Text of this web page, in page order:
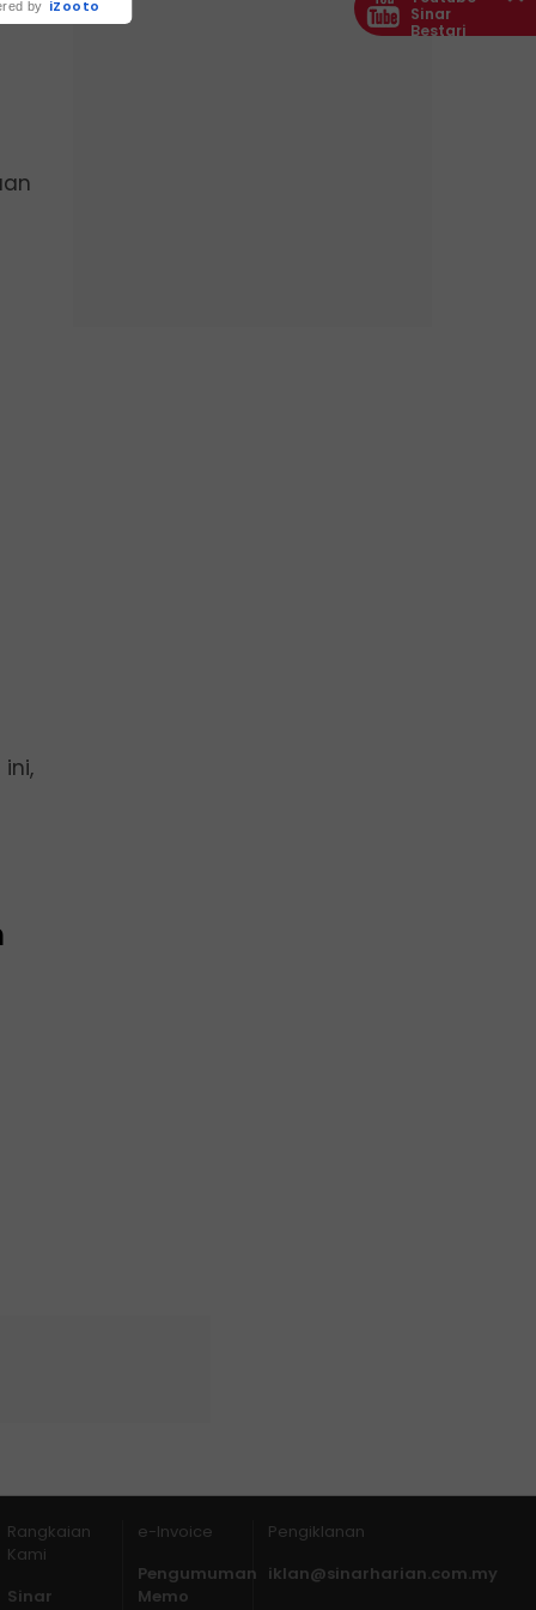
Rangkaian
Kami
Sinar
e-Invoice
Pengumuman
Memo
Pengiklanan
iklan@sinarharian.com.my
Sinar
Bestari
by iZooto